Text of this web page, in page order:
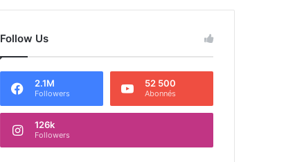
Follow Us
2.1M
Followers
52 500
Abonnés
126k
Followers